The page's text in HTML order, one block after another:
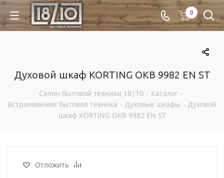
0
Духовой шкаф KORTING OKB 9982 EN ST
Салон бытовой техники 18|10 - Каталог -
Встраиваемая бытовая техника - Духовые шкафы - Духовой
шкаф KORTING OKB 9982 EN ST
Отложить